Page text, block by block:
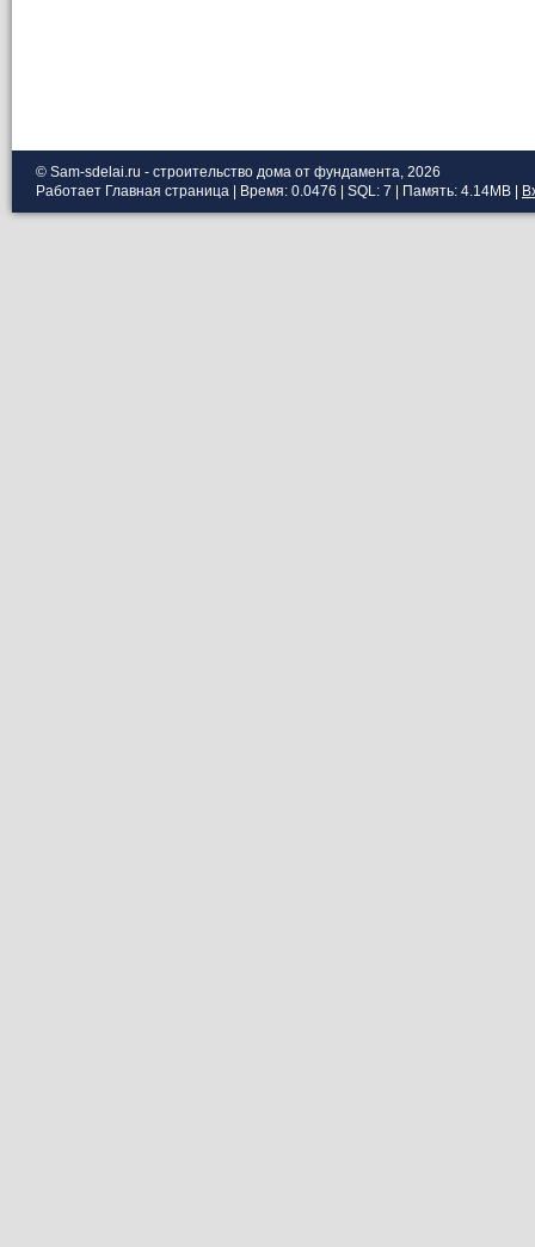
© Sam-sdelai.ru - строительство дома от фундамента, 2026
Работает Главная страница | Время: 0.0476 | SQL: 7 | Память: 4.14MB